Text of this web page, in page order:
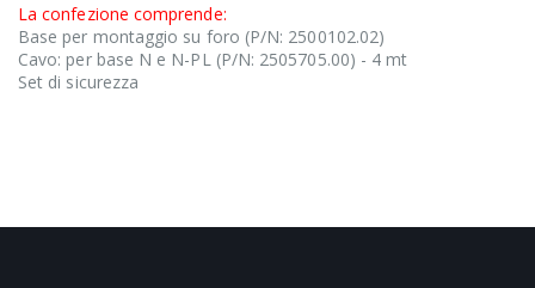
La confezione comprende:
Base per montaggio su foro (P/N: 2500102.02)
Cavo: per base N e N-PL (P/N: 2505705.00) - 4 mt
Set di sicurezza